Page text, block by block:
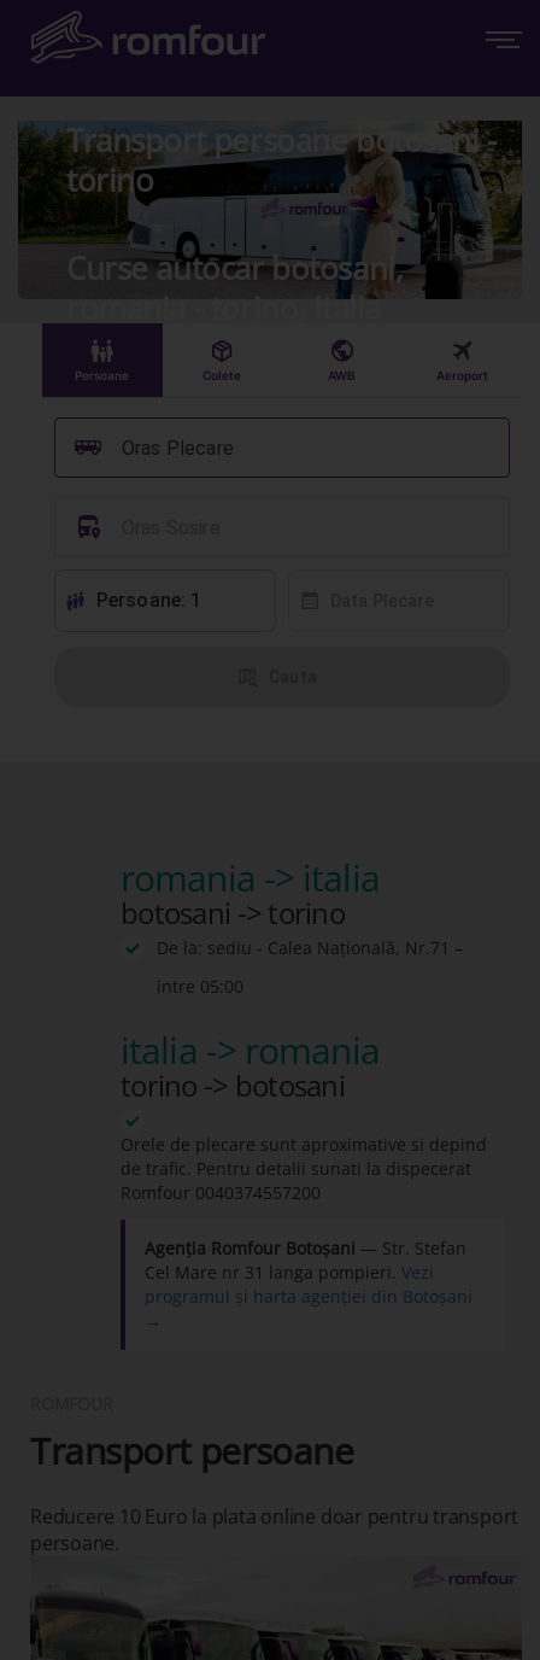
Transport persoane botosani -
torino
Curse autocar botosani,
romania - torino, italia
󱠣
Persoane
󰏗
Colete
󰇧
AWB
󰀝
Aeroport
Oras Plecare
󰞠
󱈒
󱕱 Persoane: 1
romania -> italia
botosani -> torino
De la: sediu - Calea Națională, Nr.71 –
intre 05:00
italia -> romania
torino -> botosani
Orele de plecare sunt aproximative si depind
de trafic. Pentru detalii sunati la dispecerat
Romfour 0040374557200
Agenția Romfour Botoșani — Str. Stefan
Cel Mare nr 31 langa pompieri. Vezi
programul și harta agenției din Botoșani
→
Transport persoane
Reducere 10 Euro la plata online doar pentru transport
persoane.